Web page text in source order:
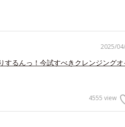
2025/
するんっ！今試すべきクレンジングオ
4555 view